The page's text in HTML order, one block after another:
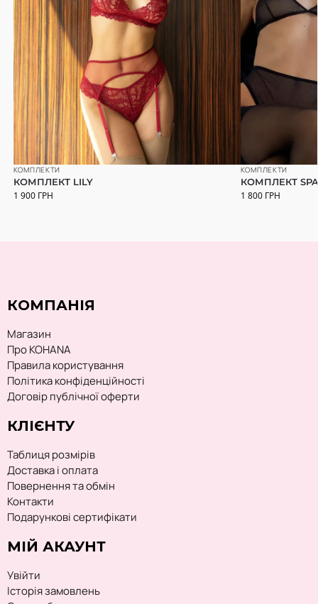
КОМПЛЕКТИ
КОМПЛЕКТ LILY
1 900 ГРН
КОМПЛЕКТИ
КОМПЛЕКТ
1 800 ГРН
КОМПАНІЯ
Магазин
Про KOHANA
Правила користування
Політика конфіденційності
Договір публічної оферти
КЛІЄНТУ
Таблиця розмірів
Доставка і оплата
Повернення та обмін
Контакти
Подарункові сертифікати
МІЙ АКАУНТ
Увійти
Історія замовлень